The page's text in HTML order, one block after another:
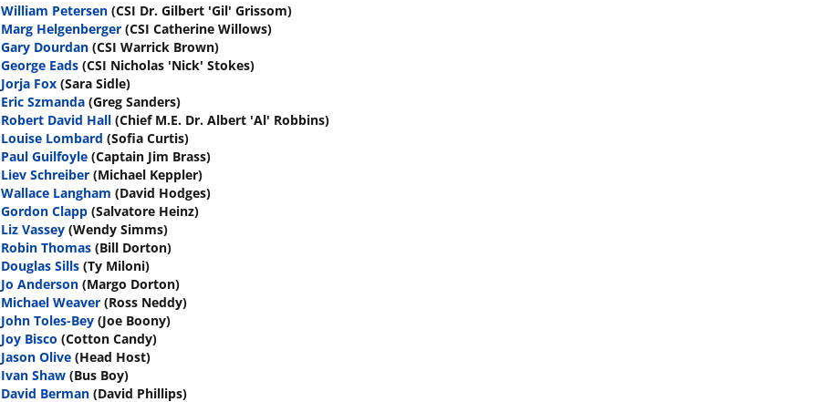
William Petersen (CSI Dr. Gilbert 'Gil' Grissom)
Marg Helgenberger (CSI Catherine Willows)
Gary Dourdan (CSI Warrick Brown)
George Eads (CSI Nicholas 'Nick' Stokes)
Jorja Fox (Sara Sidle)
Eric Szmanda (Greg Sanders)
Robert David Hall (Chief M.E. Dr. Albert 'Al' Robbins)
Louise Lombard (Sofia Curtis)
Paul Guilfoyle (Captain Jim Brass)
Liev Schreiber (Michael Keppler)
Wallace Langham (David Hodges)
Gordon Clapp (Salvatore Heinz)
Liz Vassey (Wendy Simms)
Robin Thomas (Bill Dorton)
Douglas Sills (Ty Miloni)
Jo Anderson (Margo Dorton)
Michael Weaver (Ross Neddy)
John Toles-Bey (Joe Boony)
Joy Bisco (Cotton Candy)
Jason Olive (Head Host)
Ivan Shaw (Bus Boy)
David Berman (David Phillips)